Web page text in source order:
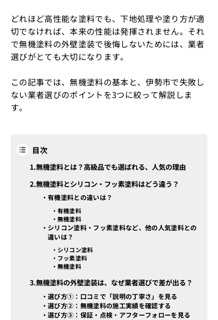
どれほど高性能な塗料でも、下地処理や塗り方が適
切でなければ、本来の性能は発揮されません。それ
で無機塗料の外壁塗装で後悔しないためには、業者
選びがとても大切になります。
この記事では、無機塗料の基本と、伊勢市で失敗し
ない業者選びのポイントを3つに絞って解説しま
す。
目次
無機塗料とは？高級品でも選ばれる、人気の理由
無機塗料とシリコン・フッ素塗料はどう違う？
有機塗料との違いは？
有機塗料
無機塗料
シリコン塗料・フッ素塗料など、他の人気塗料との
違いは？
シリコン塗料
フッ素塗料
無機塗料
無機塗料の外壁塗装は、なぜ業者選びで差が出る？
選び方①：口コミで「説明の丁寧さ」を見る
選び方②：無機塗料の施工実績を確認する
選び方③：保証・点検・アフターフォローを見る